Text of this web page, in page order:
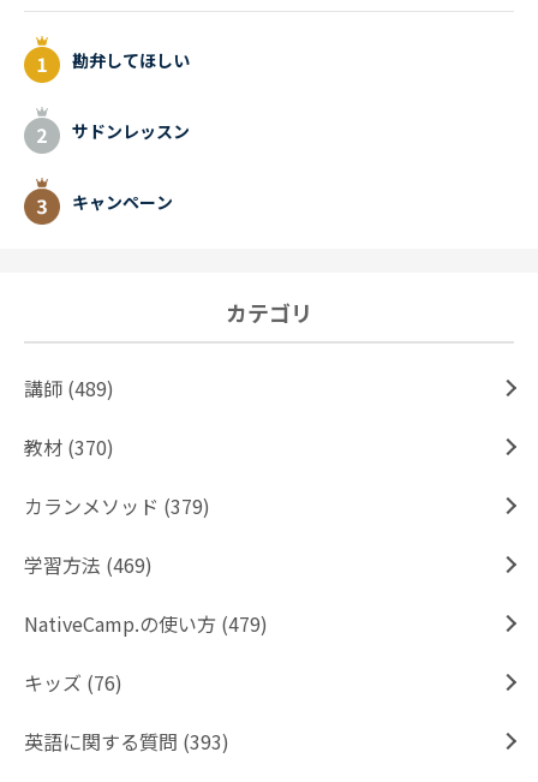
勘弁してほしい
サドンレッスン
キャンペーン
カテゴリ
講師 (489)
教材 (370)
カランメソッド (379)
学習方法 (469)
NativeCamp.の使い方 (479)
キッズ (76)
英語に関する質問 (393)